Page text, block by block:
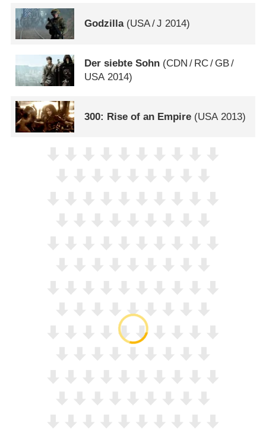
Godzilla(USA/J 2014)
Der siebte Sohn (CDN / RC/ GB/
USA2014)
300: Rise of an Empire (USA2013)